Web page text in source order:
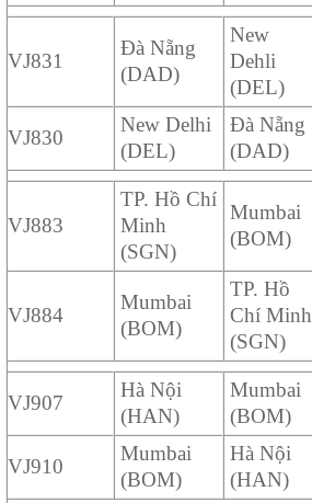
VJ831
Đà Nẵng
(DAD)
New
Dehli
(DEL)
VJ830
New Delhi
(DEL)
Đà Nẵng
(DAD)
VJ883
TP. Hồ Chí
Minh
(SGN)
Mumbai
(BOM)
VJ884
Mumbai
(BOM)
TP. Hồ
Chí Minh
(SGN)
VJ907
Hà Nội
(HAN)
Mumbai
(BOM)
VJ910
Mumbai
(BOM)
Hà Nội
(HAN)